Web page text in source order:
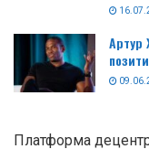
Артур
Платформа